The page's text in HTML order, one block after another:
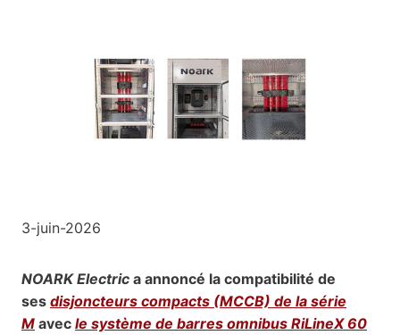
3-juin-2026
NOARK Electric a annoncé la compatibilité de
ses disjoncteurs compacts (MCCB) de la série
M avec le système de barres omnibus RiLineX 60